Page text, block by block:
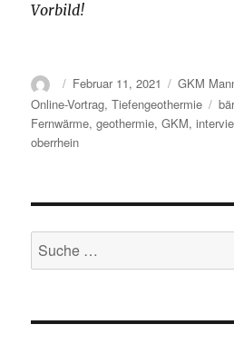
Vorbild!
AutorVeröffentlicht
am
Februar 11, 2021 Kategorien
GKM
Online-Vortrag,Tiefengeothermie bär
Fernwärme,geothermie,GKM,
oberrhein
Suche
nach: